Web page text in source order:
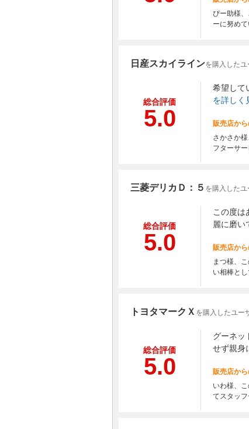
ぴー助様
ーに努め
日産スカイラインを購入した
総合評価
5.0
希望して
を詳しく
販売店か
さかさか
フターサ
三菱デリカＤ：５ を購入した
総合評価
5.0
この度は
麗に磨い
販売店か
まつ様、
い相棒と
トヨタマークＸ を購入したユー
総合評価
5.0
グーネッ
せず親身
販売店か
いわ様、
てスタッ